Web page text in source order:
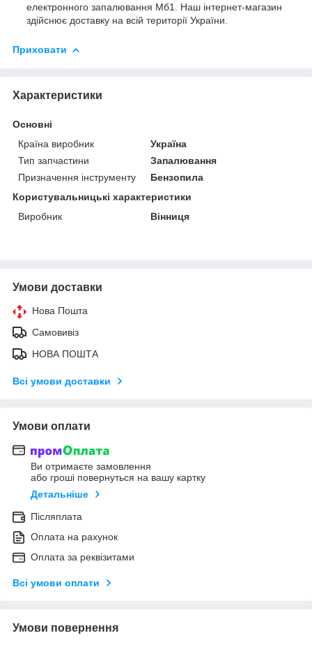
електронного запалювання Мб1. Наш інтернет-магазин
здійснює доставку на всій території України.
Приховати
Характеристики
Основні
Країна виробник
Україна
Тип запчастини
Запалювання
Призначення інструменту
Бензопила
Користувальницькі характеристики
Виробник
Вінниця
Умови доставки
Нова Пошта
Самовивіз
НОВА ПОШТА
Всі умови доставки
Умови оплати
Ви отримаєте замовлення
або гроші повернуться на вашу картку
Детальніше
Післяплата
Оплата на рахунок
Оплата за реквізитами
Всі умови оплати
Умови повернення